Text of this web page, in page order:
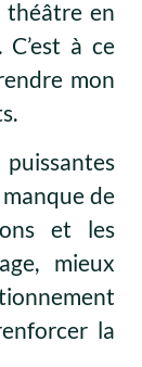
théâtre en
à ce
mon
de
et les
mieux
la